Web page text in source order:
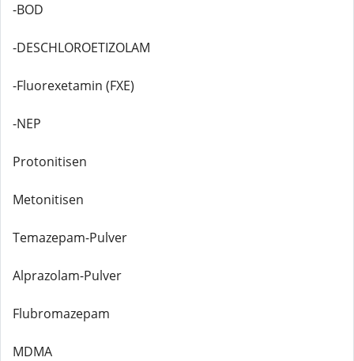
-BOD
-DESCHLOROETIZOLAM
-Fluorexetamin (FXE)
-NEP
Protonitisen
Metonitisen
Temazepam-Pulver
Alprazolam-Pulver
Flubromazepam
MDMA